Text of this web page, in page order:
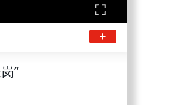
”